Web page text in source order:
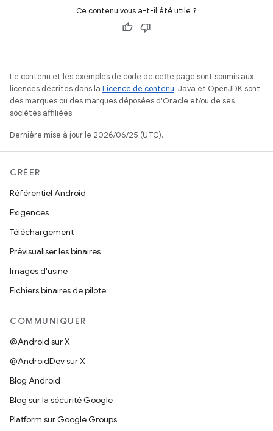
Ce contenu vous a-t-il été utile ?
Le contenu et les exemples de code de cette page sont soumis aux
licences décrites dans la Licence de contenu. Java et OpenJDK sont
des marques ou des marques déposées d'Oracle et/ou de ses
sociétés affiliées.
Dernière mise à jour le 2026/06/25 (UTC).
CRÉER
Référentiel Android
Exigences
Téléchargement
Prévisualiser les binaires
Images d'usine
Fichiers binaires de pilote
COMMUNIQUER
@Android sur X
@AndroidDev sur X
Blog Android
Blog sur la sécurité Google
Platform sur Google Groups